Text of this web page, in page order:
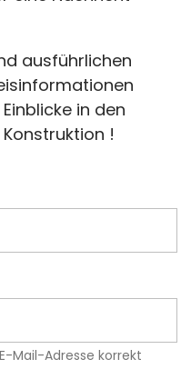
ausführlichen
in den
!
Mail-Adresse korrekt